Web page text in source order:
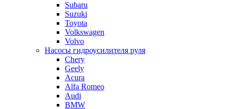
Subaru
Suzuki
Toyota
Volkswagen
Volvo
Насосы гидроусилителя руля
Chery
Geely
Acura
Alfa Romeo
Audi
BMW